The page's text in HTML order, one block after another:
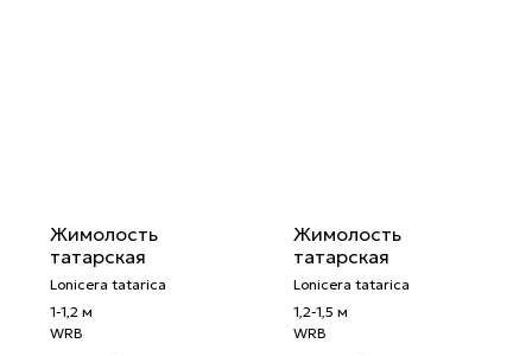
Жимолость
татарская
Lonicera tatarica
1-1,2 м
WRB
Жимолость
татарская
Lonicera tatarica
1,2-1,5 м
WRB